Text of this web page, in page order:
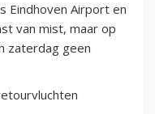
Eindhoven Airport en
van mist, maar op
zaterdag geen